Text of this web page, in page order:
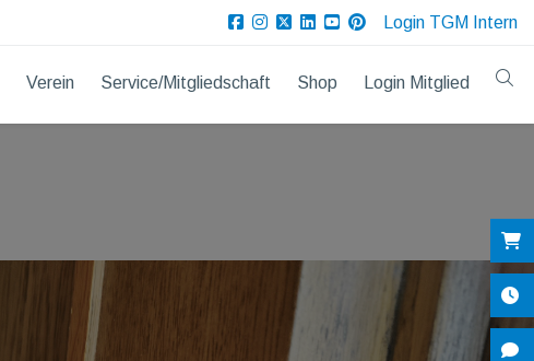
Login TGM Intern
Verein Service/Mitgliedschaft Shop Login Mitglied